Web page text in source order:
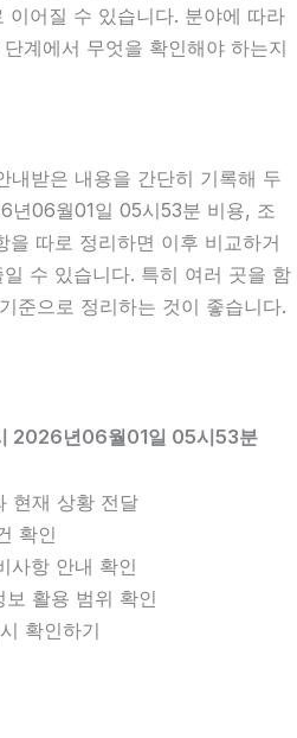
이어질 수 있습니다. 분야에 따라
계에서 무엇을 확인해야 하는지
내받은 내용을 간단히 기록해 두
년06월01일 05시53분 비용, 조
따로 정리하면 이후 비교하거
수 있습니다. 특히 여러 곳을 함
준으로 정리하는 것이 좋습니다.
2026년06월01일 05시53분
현재 상황 전달
확인
사항 안내 확인
활용 범위 확인
확인하기